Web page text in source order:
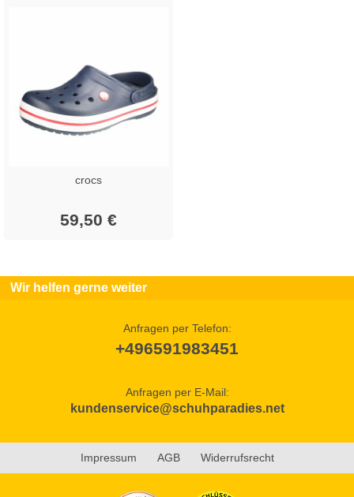
crocs
59,50 €
Wir helfen gerne weiter
Anfragen per Telefon:
+496591983451
Anfragen per E-Mail:
kundenservice@schuhparadies.net
Impressum AGB Widerrufsrecht